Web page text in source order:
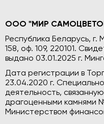
ООО "МИР
Республика Беларусь, г.
158, оф. 109, 220101.
выдано 03.01.2025 г.
Дата регистрации в
23.04.2020 г.
деятельность,
драгоценными камнями
Министерством